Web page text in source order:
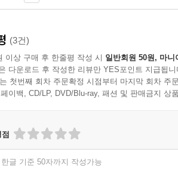
(3건)
이상 구매 후 한줄평 작성 시 일반회원 50원, 마니
다운로드 후 작성한 리뷰만 YES포인트 지급됩니
첫번째 회차 주문확정 시점부터 마지막 회차 주
이백, CD/LP, DVD/Blu-ray, 패션 및 판매금지 상
한글 기준 50자까지 작성가능